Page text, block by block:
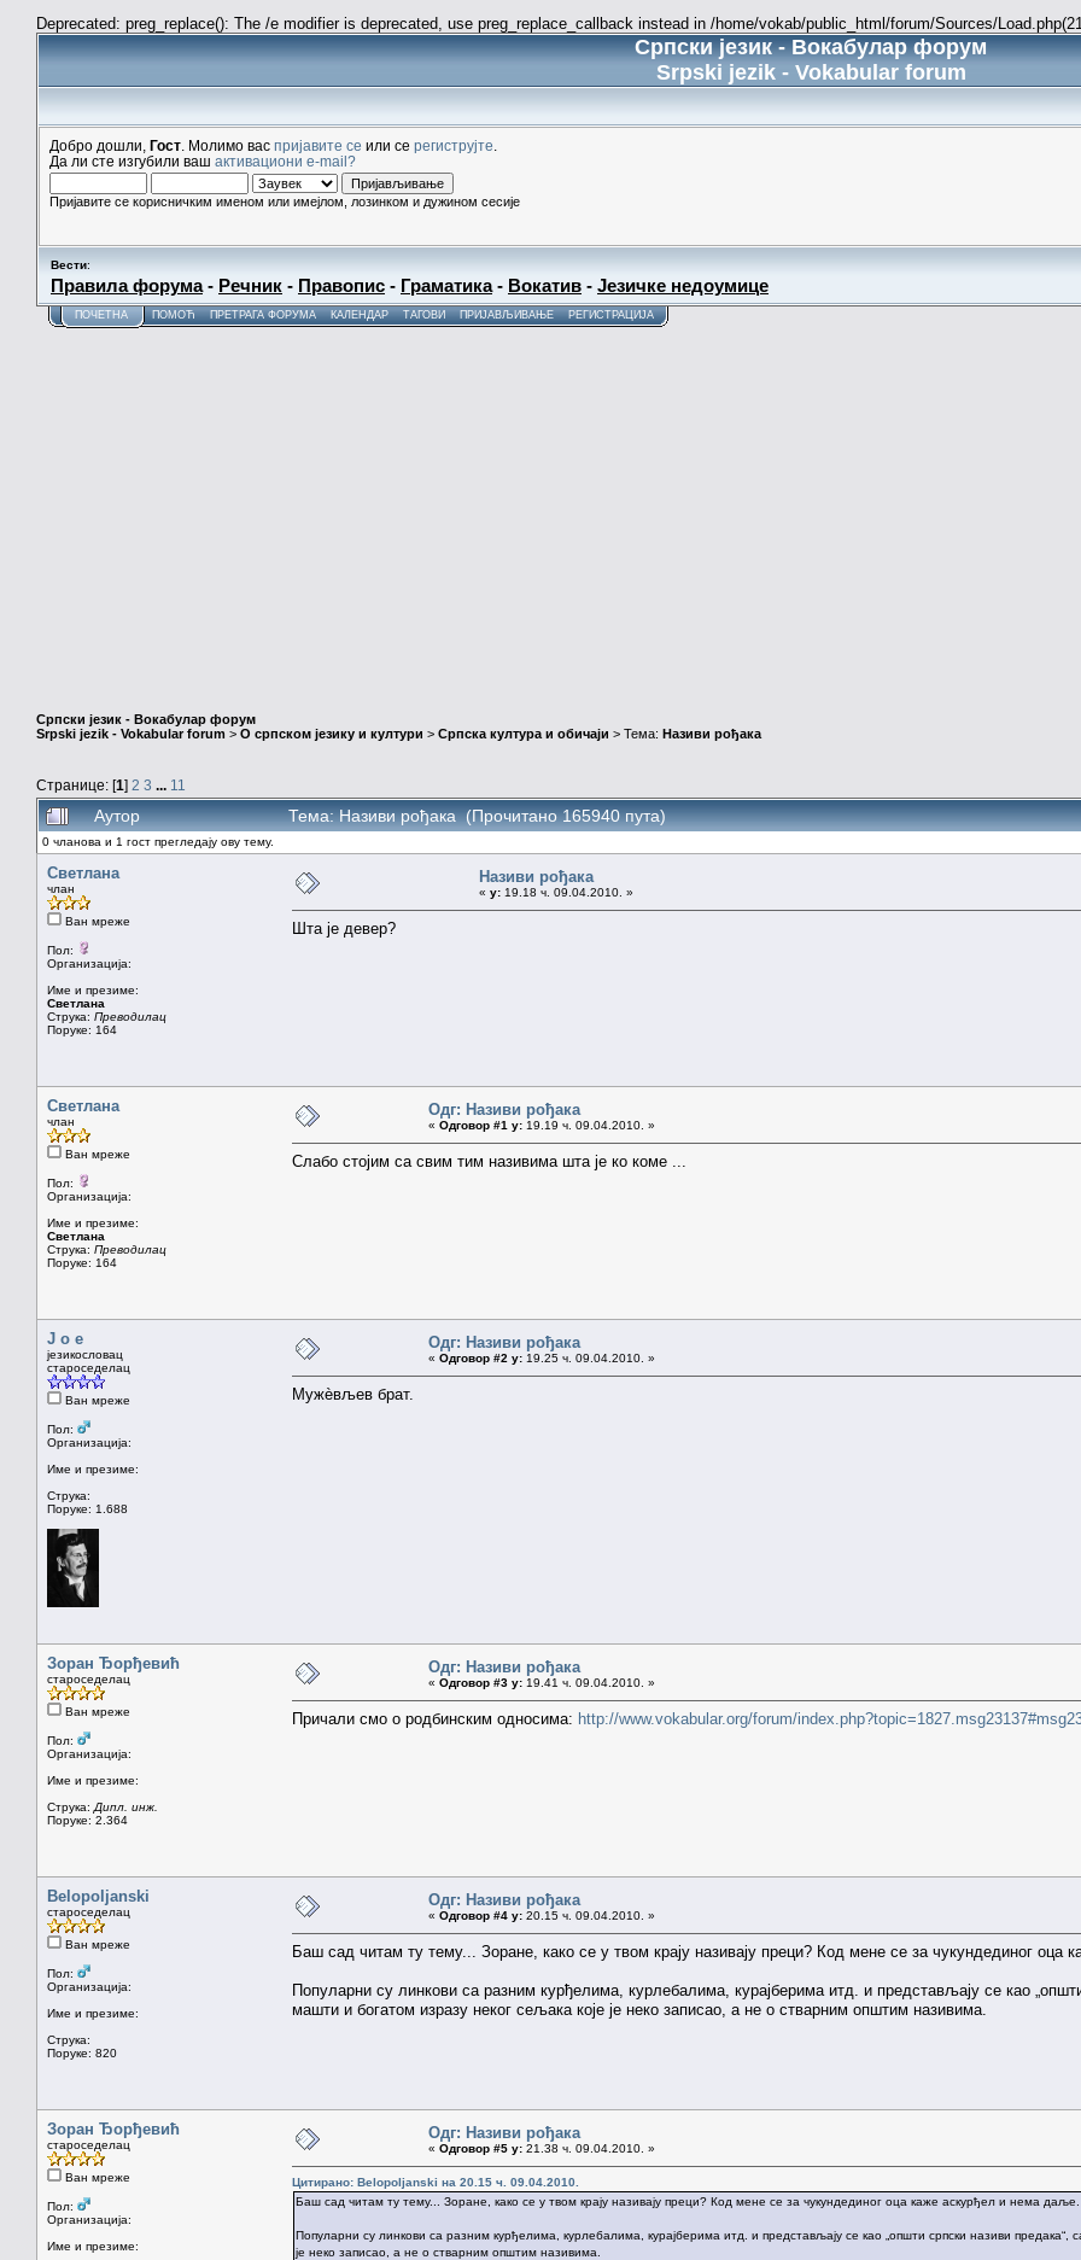
Deprecated: preg_replace(): The /e modifier is deprecated, use preg_replace_callback instead in /home/vokab/public_html/forum/Sources/
Српски језик - Вокабулар форум
Srpski jezik - Vokabular forum
Добро дошли, Гост . Молимо вас пријавите се или се региструјте
Да ли сте изгубили ваш активациони e-mail?
Пријавите се корисничким именом или имејлом, лозинком и дужином сесије
Вести:
Правила форума- Речник - Правопис - Граматика- Вокатив - Језичке недоумице
ПОЧЕТНА ПОМОЋ ПРЕТРАГА ФОРУМА КАЛЕНДАР ТАГОВИ ПРИЈАВЉИВАЊЕ РЕГИСТРАЦИЈА
Српски језик - Вокабулар форум
Srpski jezik - Vokabular forum > О српском језику и култури > Српска култура и обичаји > Тема: Називи рођака
Странице: [1] 2 3 ... 11
Аутор Тема: Називи рођака (Прочитано 165940 пута)
0 чланова и 1 гост прегледају ову тему.
Светлана
члан
Ван мреже
Пол:
Организација:
Име и презиме:
Светлана
Струка: Преводилац
Поруке: 164
Називи рођака
« у: 19.18 ч. 09.04.2010. »
Шта је девер?
Светлана
члан
Ван мреже
Пол:
Организација:
Име и презиме:
Светлана
Струка: Преводилац
Поруке: 164
Одг: Називи рођака
« Одговор #1 у: 19.19 ч. 09.04.2010. »
Слабо стојим са свим тим називима шта је ко коме ...
J o e
језикословац
староседелац
Ван мреже
Пол:
Организација:
Име и презиме:
Струка:
Поруке: 1.688
Одг: Називи рођака
« Одговор #2 у: 19.25 ч. 09.04.2010. »
Мужѐвљев брат.
Зоран Ђорђевић
староседелац
Ван мреже
Пол:
Организација:
Име и презиме:
Струка: Дипл. инж.
Поруке: 2.364
Одг: Називи рођака
« Одговор #3 у: 19.41 ч. 09.04.2010. »
Причали смо о родбинским односима: http://www.vokabular.org/forum/
Belopoljanski
староседелац
Ван мреже
Пол:
Организација:
Име и презиме:
Струка:
Поруке: 820
Одг: Називи рођака
« Одговор #4 у: 20.15 ч. 09.04.2010. »
Баш сад читам ту тему... Зоране, како се у твом крају називају преци? Код мене се за чукундединог оца
Популарни су линкови са разним курђелима, курлебалима, курајберима итд. и представљају се као
машти и богатом изразу неког сељака које је неко записао, а не о стварним општим називима.
Зоран Ђорђевић
староседелац
Ван мреже
Пол:
Организација:
Име и презиме:
Одг: Називи рођака
« Одговор #5 у: 21.38 ч. 09.04.2010. »
Цитирано: Belopoljanski на 20.15 ч. 09.04.2010.
Баш сад читам ту тему... Зоране, како се у твом крају називају преци? Код мене се за чукундединог оца каже аскурђел и нема даље.
Популарни су линкови са разним курђелима, курлебалима, курајберима итд. и представљају се као „општи српски називи
је неко записао, а не о стварним општим називима.